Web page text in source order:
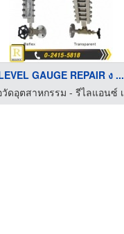
GAUGE REPAIR ง ...